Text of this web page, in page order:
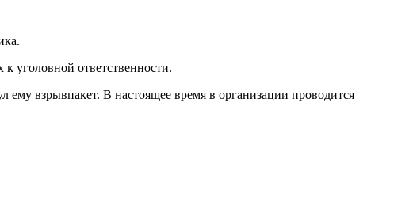
уголовной ответственности.
взрывпакет. В настоящее время в организации проводится